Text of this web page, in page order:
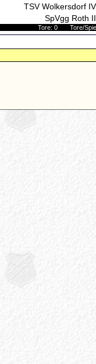
TSV Wolkersdorf IV
SpVgg Roth II
Tore: 0 Tore/